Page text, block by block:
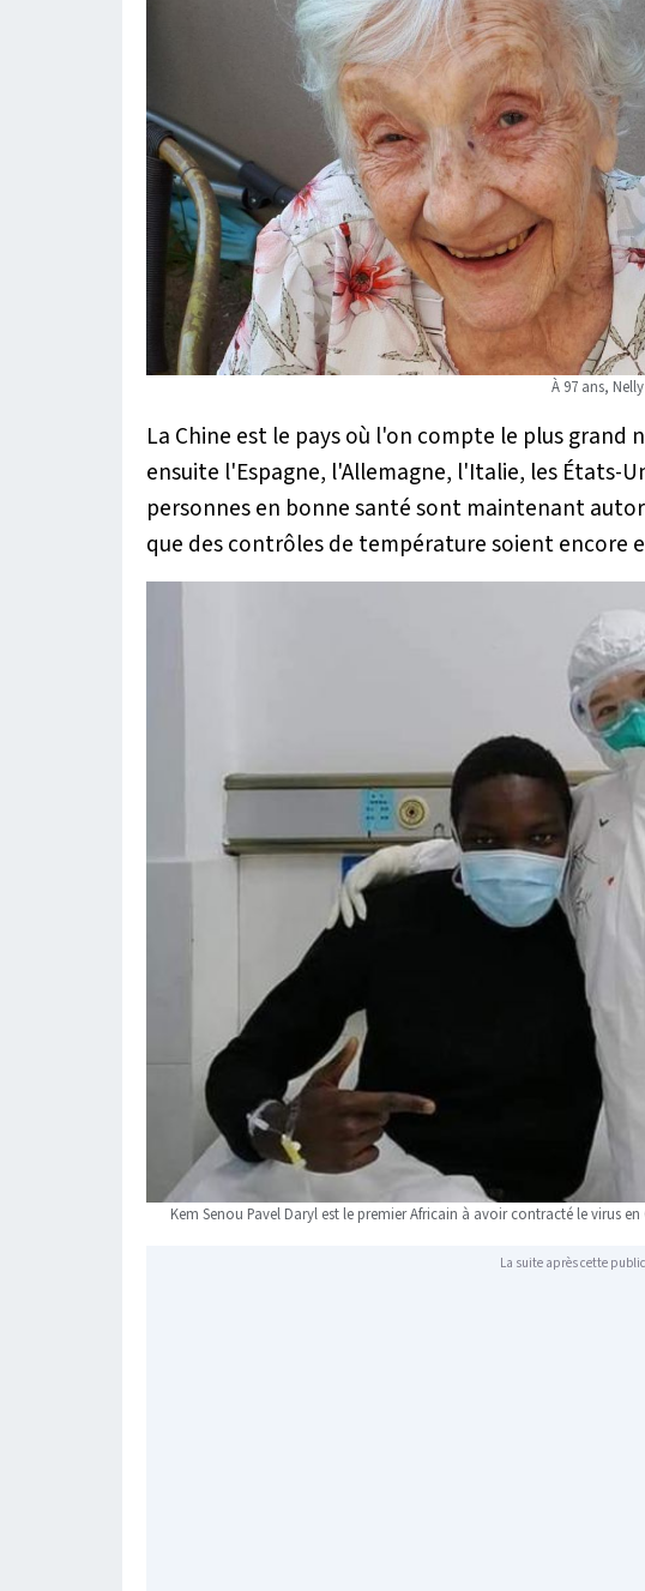
À 97 ans,
La Chine est le pays où l'on compte le plus grand
ensuite l'Espagne, l'Allemagne, l'Italie, les États-
personnes en bonne santé sont maintenant
que des contrôles de température soient encore
Kem Senou Pavel Daryl est le premier Africain à avoir contracté le virus
La suite après cette